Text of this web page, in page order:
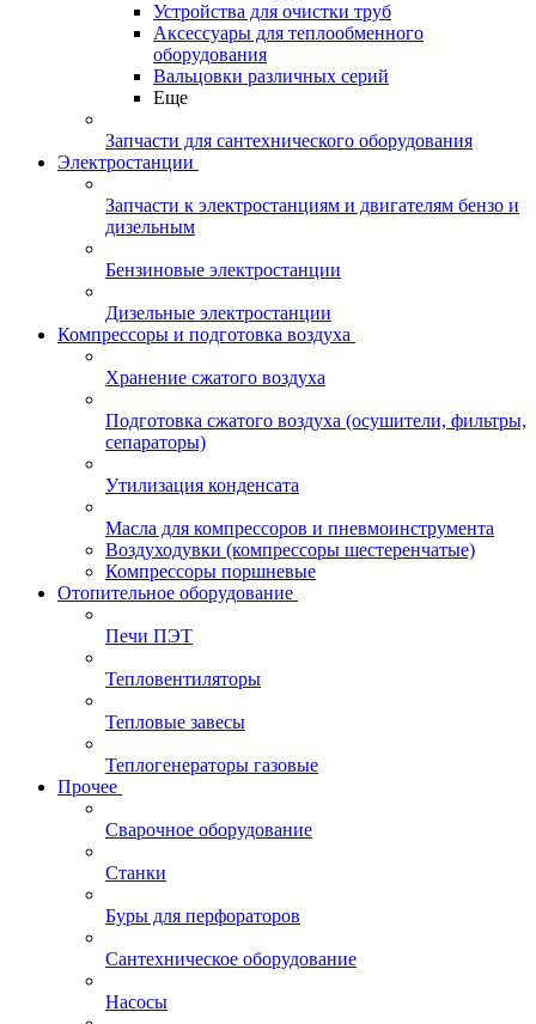
Устройства для очистки труб
Аксессуары для теплообменного
оборудования
Вальцовки различных серий
Еще
Запчасти для сантехнического оборудования
Электростанции
Запчасти к электростанциям и двигателям бензо и
дизельным
Бензиновые электростанции
Дизельные электростанции
Компрессоры и подготовка воздуха
Хранение сжатого воздуха
Подготовка сжатого воздуха (осушители, фильтры,
сепараторы)
Утилизация конденсата
Масла для компрессоров и пневмоинструмента
Воздуходувки (компрессоры шестеренчатые)
Компрессоры поршневые
Отопительное оборудование
Печи ПЭТ
Тепловентиляторы
Тепловые завесы
Теплогенераторы газовые
Прочее
Сварочное оборудование
Станки
Буры для перфораторов
Сантехническое оборудование
Насосы